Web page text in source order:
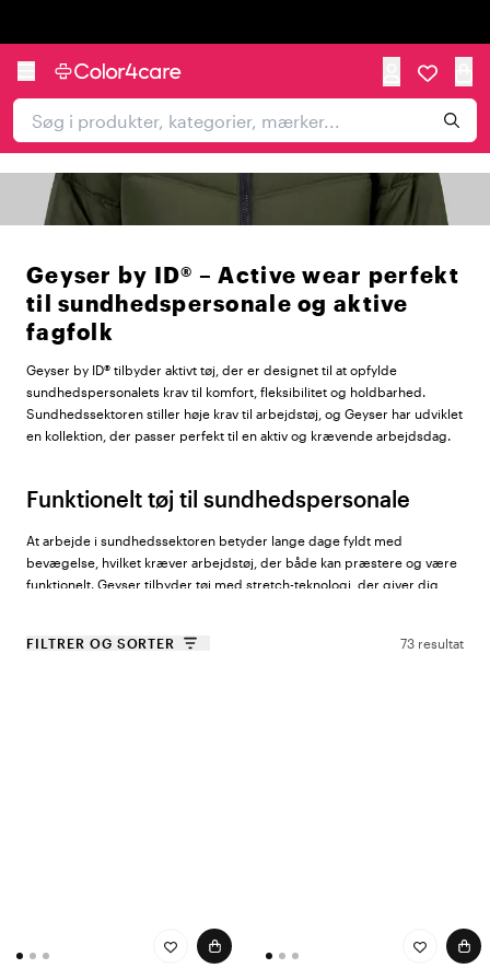
Geyser by ID® – Active wear perfekt
til sundhedspersonale og aktive
fagfolk
Geyser by ID® tilbyder aktivt tøj, der er designet til at opfylde
sundhedspersonalets krav til komfort, fleksibilitet og holdbarhed.
Sundhedssektoren stiller høje krav til arbejdstøj, og Geyser har udviklet
en kollektion, der passer perfekt til en aktiv og krævende arbejdsdag.
Funktionelt tøj til sundhedspersonale
At arbejde i sundhedssektoren betyder lange dage fyldt med
bevægelse, hvilket kræver arbejdstøj, der både kan præstere og være
funktionelt. Geyser tilbyder tøj med stretch-teknologi, der giver dig
hurtigtørrende materialer, der er ideelle til hektiske vagter, hvor det er
til vagter, hvor lag-på-lag er nødvendigt for at beskytte mod kølige
morgener eller aftener. Sortimentet omfatter også behagelige
FILTRER OG SORTER 73 resultat